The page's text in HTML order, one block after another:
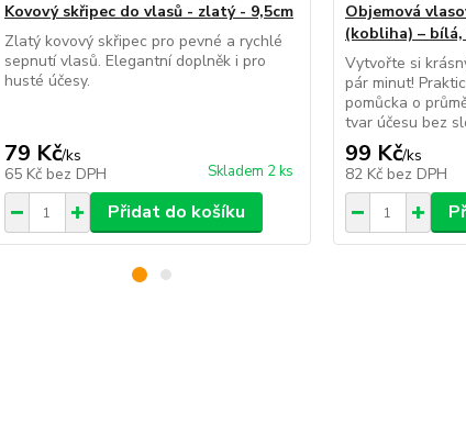
Kovový skřipec do vlasů - zlatý - 9,5cm
Zlatý kovový skřipec pro pevné a rychlé
sepnutí vlasů. Elegantní doplněk i pro
husté účesy.
79 Kč/ks
65 Kč bez DPH Skladem 2 ks
Přidat do košíku
Objemová
(kobliha) – bílá,
Vytvořte si
pár minut!
pomůcka o
tvar účesu bez
99 Kč/ks
82 Kč bez DPH